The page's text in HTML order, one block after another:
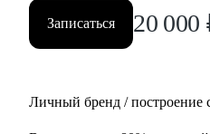
Записаться 20 000
Личный бренд / построение